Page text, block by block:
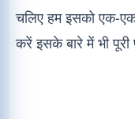
चलिए हम इसको
करें इसके बारे में भी